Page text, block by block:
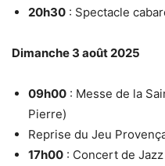
20h30 : Spectacle
Dimanche 3 août 2025
09h00 : Messe de la
Pierre)
Reprise du Jeu
17h00 : Concert de